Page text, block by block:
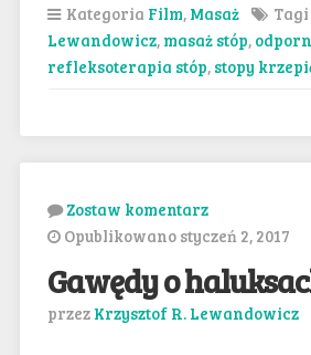
Kategoria Film, Masaż Tagi
Lewandowicz, masaż stóp,
refleksoterapia stóp, stopy
Zostaw komentarz
Opublikowano styczeń 2, 2017
Gawędy o
przez Krzysztof R. Lewandowicz